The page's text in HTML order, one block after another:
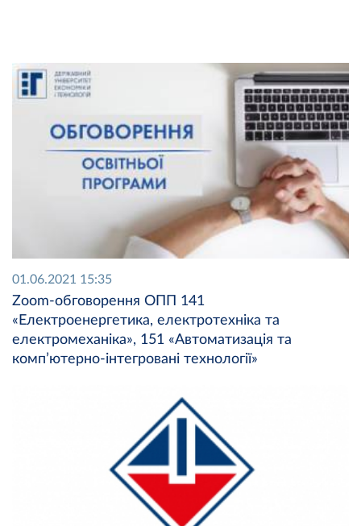
01.06.2021 15:35
Zoom-oбговорення ОПП 141
«Електроенергетика, електротехніка та
електромеханіка», 151 «Автоматизація та
комп’ютерно-інтегровані технології»